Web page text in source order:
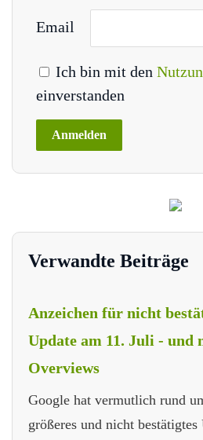
Email
Ich bin mit den
einverstanden
Verwandte Beiträge
Anzeichen für nicht
Update am 11. Juli - und
Overviews
Google hat vermutlich rund
größeres und nicht